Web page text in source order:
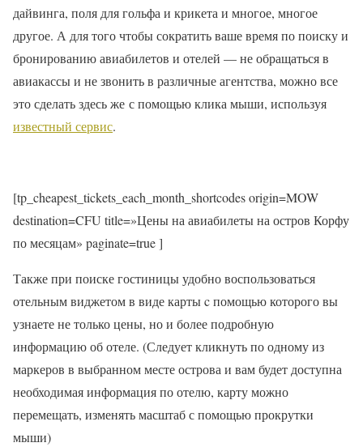
дайвинга, поля для гольфа и крикета и многое, многое
другое. А для того чтобы сократить ваше время по поиску и
бронированию авиабилетов и отелей — не обращаться в
авиакассы и не звонить в различные агентства, можно все
это сделать здесь же с помощью клика мыши, используя
известный сервис.
[tp_cheapest_tickets_each_month_shortcodes origin=MOW
destination=CFU title=»Цены на авиабилеты на остров Корфу
по месяцам» paginate=true ]
Также при поиске гостиницы удобно воспользоваться
отельным виджетом в виде карты c помощью которого вы
узнаете не только цены, но и более подробную
информацию об отеле. (Следует кликнуть по одному из
маркеров в выбранном месте острова и вам будет доступна
необходимая информация по отелю, карту можно
перемещать, изменять масштаб с помощью прокрутки
мыши)